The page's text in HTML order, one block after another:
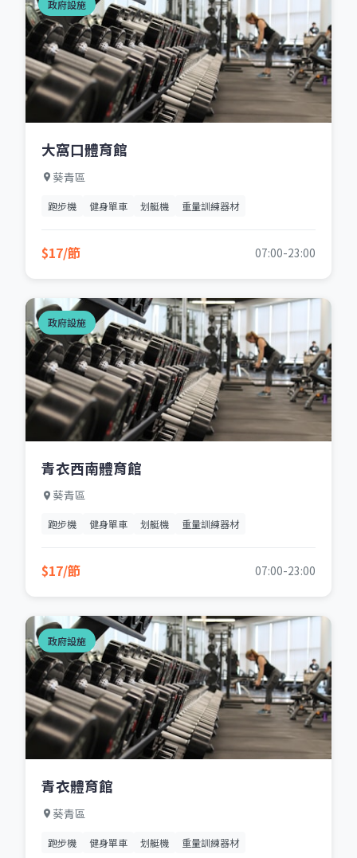
政府設施
大窩口體育館
葵青區
跑步機 健身單車 划艇機 重量訓練器材
$17/節 07:00-23:00
政府設施
青衣西南體育館
葵青區
跑步機 健身單車 划艇機 重量訓練器材
$17/節 07:00-23:00
政府設施
青衣體育館
葵青區
跑步機 健身單車 划艇機 重量訓練器材